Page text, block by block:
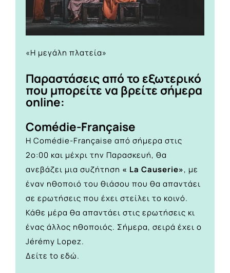
«Η μεγάλη πλατεία»
Παραστάσεις από το εξωτερικό
που μπορείτε να βρείτε σήμερα
online:
Comédie-Française
Η Comédie-Française από σήμερα στις
2o:00 και μέχρι την Παρασκευή, θα
ανεβάζει μια συζήτηση « La Causerie», με
έναν ηθοποιό του θιάσου που θα απαντάει
σε ερωτήσεις που έχει στείλει το κοινό.
Κάθε μέρα θα απαντάει στις ερωτήσεις κι
ένας άλλος ηθοποιός. Σήμερα, σειρά έχει ο
Jérémy Lopez.
Δείτε to εδώ.